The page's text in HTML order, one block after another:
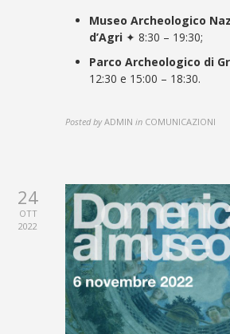
Museo Archeologico
d’Agri ✦ 8:30 – 19:30;
Parco Archeologico di
12:30 e 15:00 – 18:30.
Posted by ADMIN in COMUNICAZIONI
24
OTT
2022